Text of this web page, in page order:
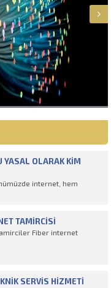
YASAL OLARAK KIM
internet, hem
TAMIRCISI
Fiber internet
SERVIS HIZMETI